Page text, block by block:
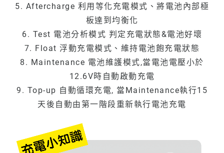
5. Aftercharge 利用等化充電模式、將電池內部極
板達到均衡化
6. Test 電池分析模式 判定充電狀態&電池好壞
7. Float 浮動充電模式、維持電池飽充電狀態
8. Maintenance 電池維護模式,當電池電壓小於
12.6V時自動啟動充電
9. Top-up 自動循環充電, 當Maintenance執行15
天後自動由第一階段重新執行電池充電